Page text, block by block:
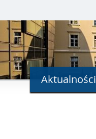
Aktualności